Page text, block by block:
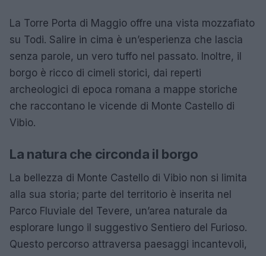
La Torre Porta di Maggio offre una vista mozzafiato
su Todi. Salire in cima è un’esperienza che lascia
senza parole, un vero tuffo nel passato. Inoltre, il
borgo è ricco di cimeli storici, dai reperti
archeologici di epoca romana a mappe storiche
che raccontano le vicende di Monte Castello di
Vibio.
La natura che circonda il borgo
La bellezza di Monte Castello di Vibio non si limita
alla sua storia; parte del territorio è inserita nel
Parco Fluviale del Tevere, un’area naturale da
esplorare lungo il suggestivo Sentiero del Furioso.
Questo percorso attraversa paesaggi incantevoli,